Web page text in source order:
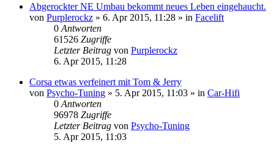
Abgerockter NE Umbau bekommt neues Leben eingehaucht.
von Purplerockz » 6. Apr 2015, 11:28 » in Facelift
0 Antworten
61526 Zugriffe
Letzter Beitrag von Purplerockz
6. Apr 2015, 11:28
Corsa etwas verfeinert mit Tom & Jerry
von Psycho-Tuning » 5. Apr 2015, 11:03 » in Car-Hifi
0 Antworten
96978 Zugriffe
Letzter Beitrag von Psycho-Tuning
5. Apr 2015, 11:03